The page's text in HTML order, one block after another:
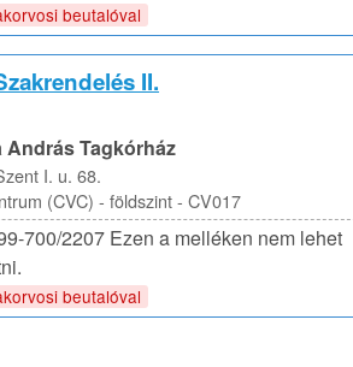
beutalóval
II.
Tagkórház
I. u. 68.
(CVC) - földszint - CV017
700/2207 Ezen a melléken nem lehet
beutalóval